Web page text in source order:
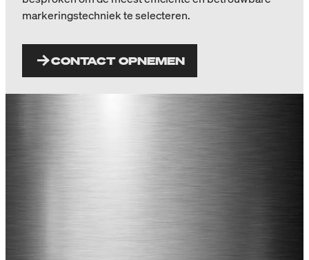
markeringstechniek te selecteren.
CONTACT OPNEMEN